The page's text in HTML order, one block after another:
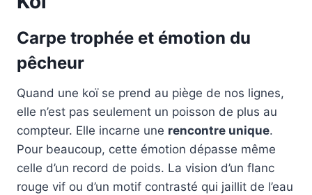
Carpe trophée et émotion du
pêcheur
Quand une koï se prend au piège de nos lignes,
elle n’est pas seulement un poisson de plus au
compteur. Elle incarne une rencontre unique.
Pour beaucoup, cette émotion dépasse même
celle d’un record de poids. La vision d’un flanc
rouge vif ou d’un motif contrasté qui jaillit de l’eau